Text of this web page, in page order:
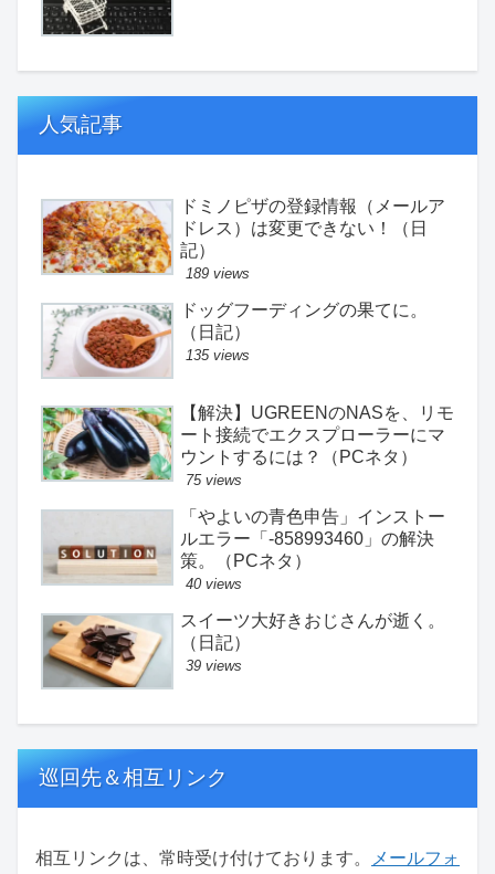
人気記事
ドミノピザの登録情報（メールア
ドレス）は変更できない！（日
記）
189 views
ドッグフーディングの果てに。
（日記）
135 views
【解決】UGREENのNASを、リモ
ート接続でエクスプローラーにマ
ウントするには？（PCネタ）
75 views
「やよいの青色申告」インストー
ルエラー「-858993460」の解決
策。（PCネタ）
40 views
スイーツ大好きおじさんが逝く。
（日記）
39 views
巡回先＆相互リンク
相互リンクは、常時受け付けております。
メールフォ